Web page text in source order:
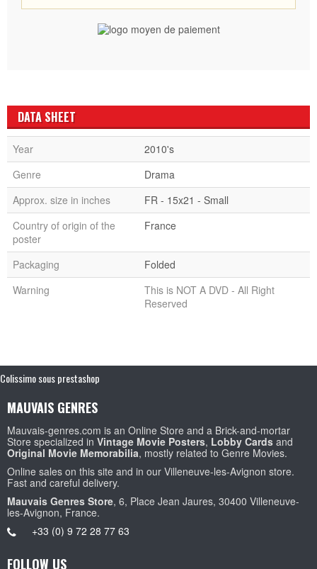
DATA SHEET
Year
2010's
Genre
Drama
Approx. size in inches
FR - 15x21 - Small
Country of origin of the
poster
France
Packaging
Folded
Warning
This is NOT A DVD - All Right
Reserved
Colissimo sous prestashop
MAUVAIS GENRES
Mauvais-genres.com is an Online Store and a Brick-and-mortar
Store specialized in Vintage Movie Posters, Lobby Cards and
Original Movie Memorabilia, mostly related to Genre Movies.
Online sales on this site and in our Villeneuve-les-Avignon store.
Fast and careful delivery.
Mauvais Genres Store, 6, Place Jean Jaures, 30400 Villeneuve-
les-Avignon, France.
+33 (0) 9 72 28 77 63
FOLLOW US